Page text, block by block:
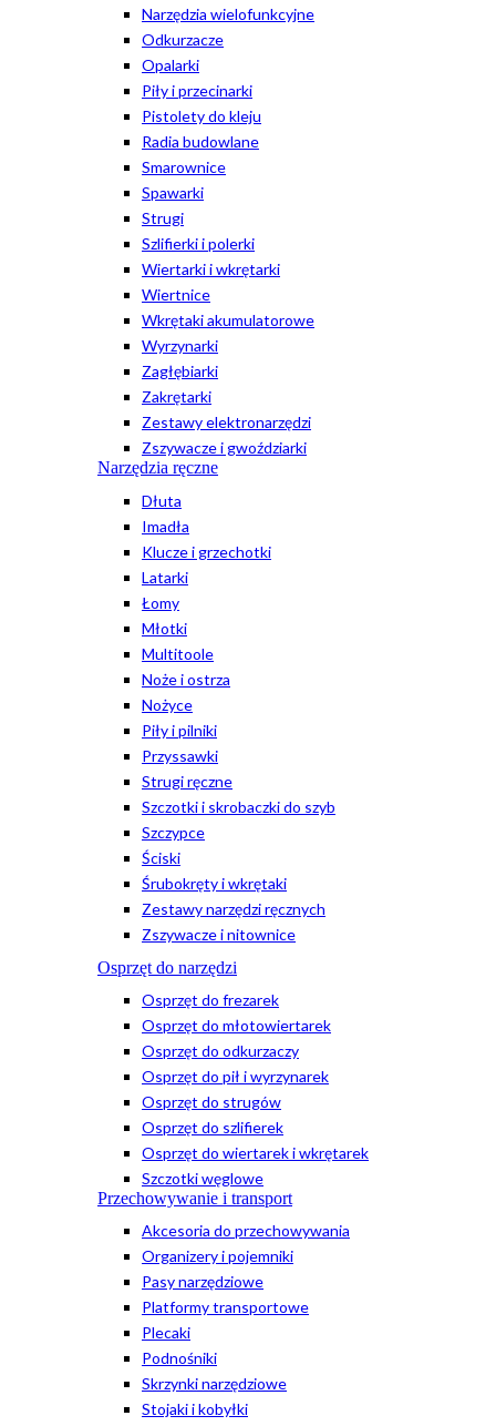
Narzędzia wielofunkcyjne
Odkurzacze
Opalarki
Piły i przecinarki
Pistolety do kleju
Radia budowlane
Smarownice
Spawarki
Strugi
Szlifierki i polerki
Wiertarki i wkrętarki
Wiertnice
Wkrętaki akumulatorowe
Wyrzynarki
Zagłębiarki
Zakrętarki
Zestawy elektronarzędzi
Zszywacze i gwoździarki
Narzędzia ręczne
Dłuta
Imadła
Klucze i grzechotki
Latarki
Łomy
Młotki
Multitoole
Noże i ostrza
Nożyce
Piły i pilniki
Przyssawki
Strugi ręczne
Szczotki i skrobaczki do szyb
Szczypce
Ściski
Śrubokręty i wkrętaki
Zestawy narzędzi ręcznych
Zszywacze i nitownice
Osprzęt do narzędzi
Osprzęt do frezarek
Osprzęt do młotowiertarek
Osprzęt do odkurzaczy
Osprzęt do pił i wyrzynarek
Osprzęt do strugów
Osprzęt do szlifierek
Osprzęt do wiertarek i wkrętarek
Szczotki węglowe
Przechowywanie i transport
Akcesoria do przechowywania
Organizery i pojemniki
Pasy narzędziowe
Platformy transportowe
Plecaki
Podnośniki
Skrzynki narzędziowe
Stojaki i kobyłki